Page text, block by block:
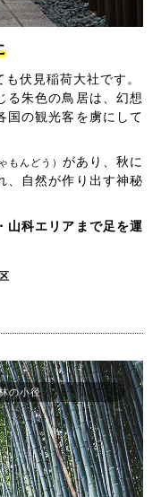
伏見稲荷大社です。
る朱色の鳥居は、幻想
国の観光客を虜にして
もんどう） があり、秋に
、自然が作り出す神秘
山科エリアまで足を運
の小径